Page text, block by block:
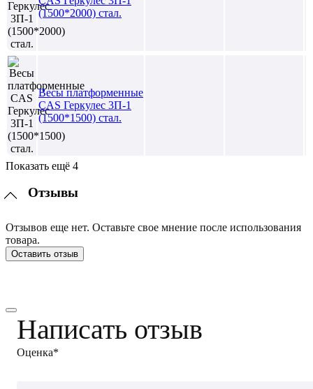
(1500*2000) стал.
Весы платформенные
CAS Геркулес 3П-1
(1500*1500) стал.
Показать ещё 4
Отзывы
Отзывов еще нет. Оставьте свое мнение после использования
товара.
Оставить отзыв
Написать отзыв
Оценка*